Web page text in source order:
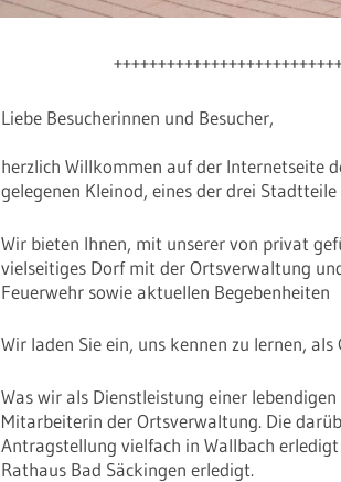
Liebe Besucherinnen und Besucher,
herzlich Willkommen auf der Internetseite
gelegenen Kleinod, eines der drei
Wir bieten Ihnen, mit unserer von privat
vielseitiges Dorf mit der Ortsverwaltung
Feuerwehr sowie aktuellen Begebenheiten
Wir laden Sie ein, uns kennen zu lernen,
Was wir als Dienstleistung einer
Mitarbeiterin der Ortsverwaltung. Die
Antragstellung vielfach in Wallbach
Rathaus Bad Säckingen erledigt.